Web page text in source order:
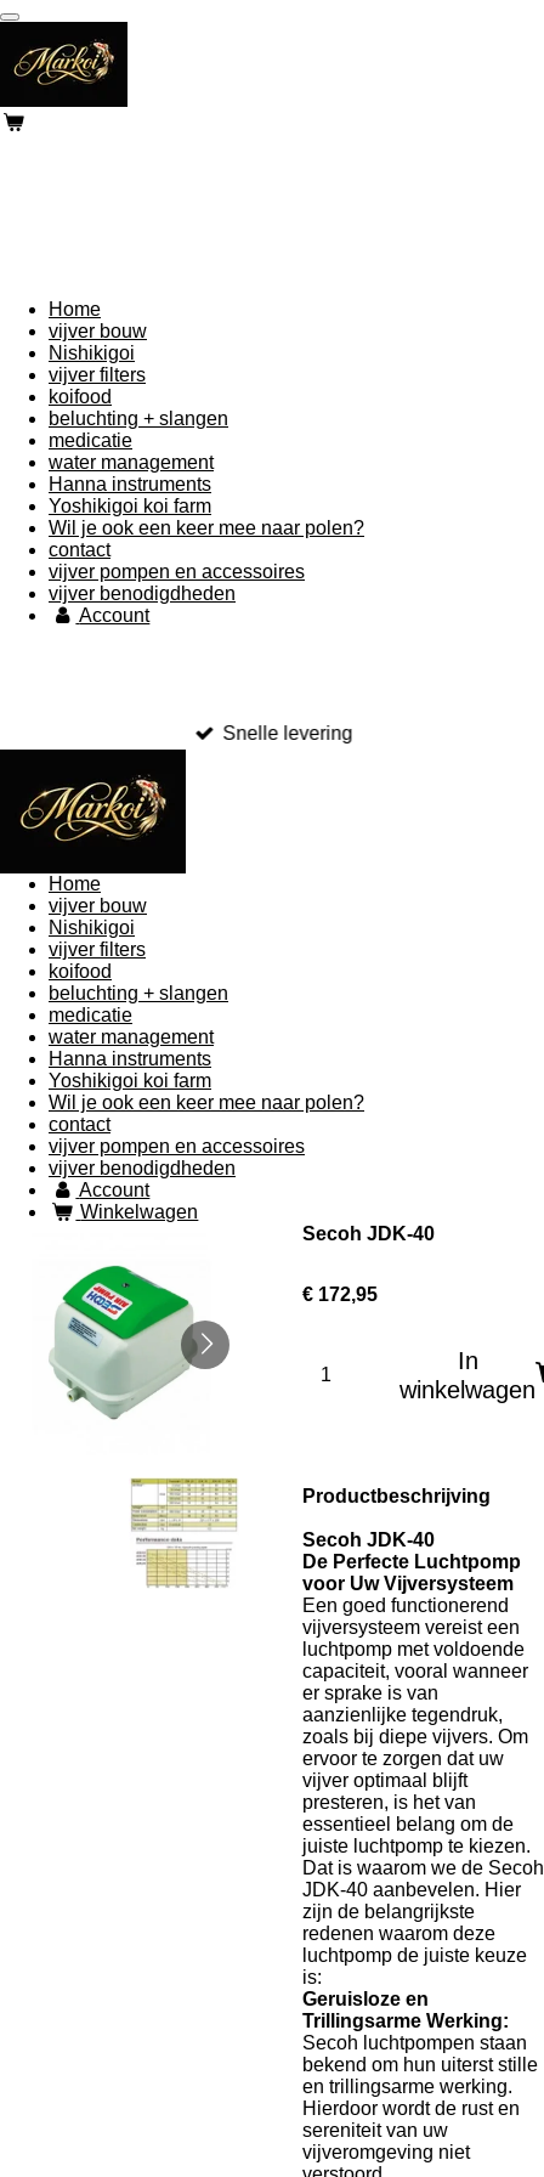
Ga
direct
naar
hoofdinhoud
Home
vijver bouw
Nishikigoi
vijver filters
koifood
beluchting + slangen
medicatie
water management
Hanna instruments
Yoshikigoi koi farm
Wil je ook een keer mee naar polen?
contact
vijver pompen en accessoires
vijver benodigdheden
Account
Snelle levering
Home
vijver bouw
Nishikigoi
vijver filters
koifood
beluchting + slangen
medicatie
water management
Hanna instruments
Yoshikigoi koi farm
Wil je ook een keer mee naar polen?
contact
vijver pompen en accessoires
vijver benodigdheden
Account
Winkelwagen
Secoh JDK-40
€ 172,95
In
winkelwagen
Productbeschrijving
Secoh JDK-40
De Perfecte Luchtpomp
voor Uw Vijversysteem
Een goed functionerend
vijversysteem vereist een
luchtpomp met voldoende
capaciteit, vooral wanneer
er sprake is van
aanzienlijke tegendruk,
zoals bij diepe vijvers. Om
ervoor te zorgen dat uw
vijver optimaal blijft
presteren, is het van
essentieel belang om de
juiste luchtpomp te kiezen.
Dat is waarom we de Secoh
JDK-40 aanbevelen. Hier
zijn de belangrijkste
redenen waarom deze
luchtpomp de juiste keuze
is:
Geruisloze en
Trillingsarme Werking:
Secoh luchtpompen staan
bekend om hun uiterst stille
en trillingsarme werking.
Hierdoor wordt de rust en
sereniteit van uw
vijveromgeving niet